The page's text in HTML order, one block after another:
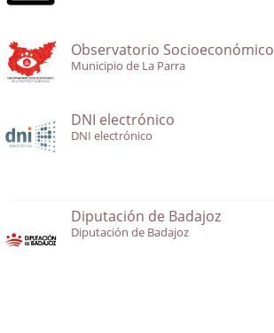
Observatorio Socioeconómico
Municipio de La Parra
DNI electrónico
DNI electrónico
Diputación de Badajoz
Diputación de Badajoz